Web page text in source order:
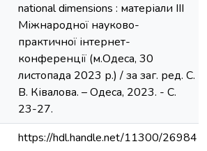
national dimensions : матеріали ІІІ
Міжнародної науково-
практичної інтернет-
конференції (м.Одеса, 30
листопада 2023 р.) / за заг. ред. С.
В. Ківалова. – Одеса, 2023. - С.
23-27.
https://hdl.handle.net/11300/26984